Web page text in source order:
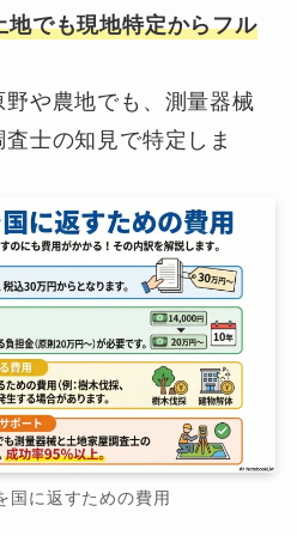
地でも現地特定からフル
や農地でも、測量器械
士の知見で特定しま
国に返すための費用